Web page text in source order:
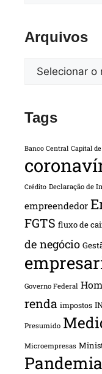
Arquivos
Tags
Banco Central Capital
Crédito Declaração de
empreendedor
FGTS fluxo de
de negócio
Governo Federal
renda impostos
Presumido
Microempresas
Pandemia